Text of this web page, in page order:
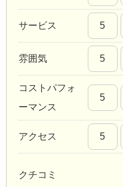
サービス 5
雰囲気 5
コストパフォ
ーマンス
5
アクセス 5
クチコミ